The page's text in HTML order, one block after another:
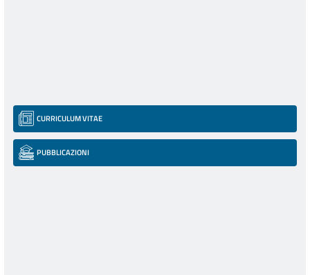
CURRICULUM VITAE
PUBBLICAZIONI